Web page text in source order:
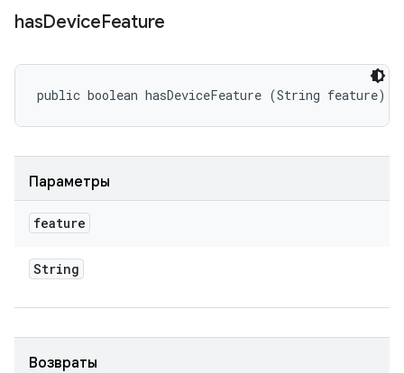
hasDeviceFeature
public boolean hasDeviceFeature (String feature)
Параметры
feature
String
Возвраты